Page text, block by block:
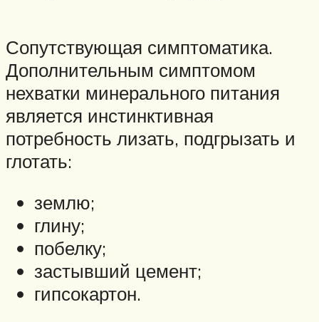
Сопутствующая симптоматика.
Дополнительным симптомом
нехватки минерального питания
является инстинктивная
потребность лизать, подгрызать и
глотать:
землю;
глину;
побелку;
застывший цемент;
гипсокартон.